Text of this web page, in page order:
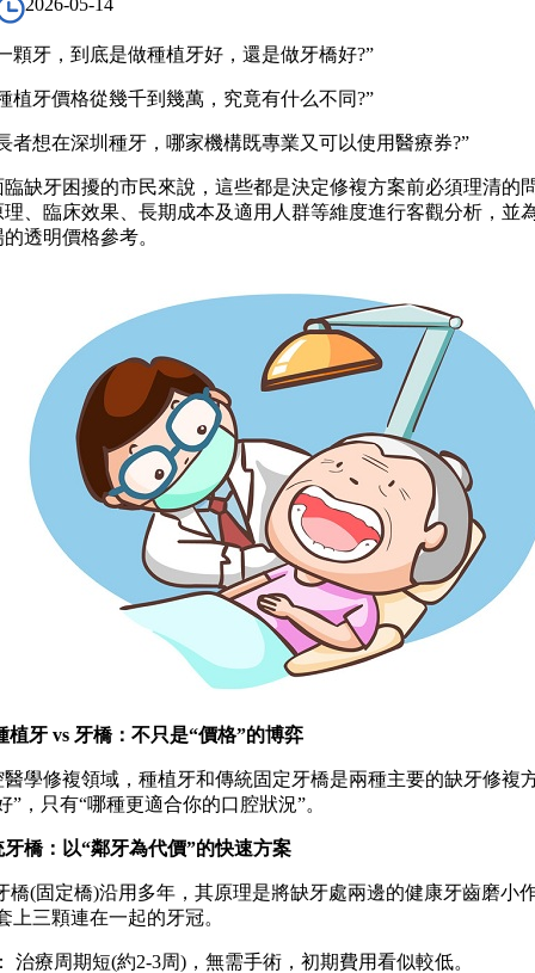
，到底是做種植牙好，還是做牙橋好?”
價格從幾千到幾萬，究竟有什么不同?”
在深圳種牙，哪家機構既專業又可以使用醫療券?”
牙困擾的市民來說，這些都是決定修複方案前必須理清的
、臨床效果、長期成本及適用人群等維度進行客觀分析，並
透明價格參考。
植牙 vs 牙橋：不只是“價格”的博弈
修複領域，種植牙和傳統固定牙橋是兩種主要的缺牙修複
”，只有“哪種更適合你的口腔狀況”。
橋：以“鄰牙為代價”的快速方案
固定橋)沿用多年，其原理是將缺牙處兩邊的健康牙齒磨小
上三顆連在一起的牙冠。
周期短(約2-3周)，無需手術，初期費用看似較低。